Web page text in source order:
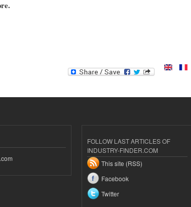
FOLLOW LAST ARTICLES OF
INDUSTRY-FINDER.COM
This site (RSS)
Facebook
Twitter